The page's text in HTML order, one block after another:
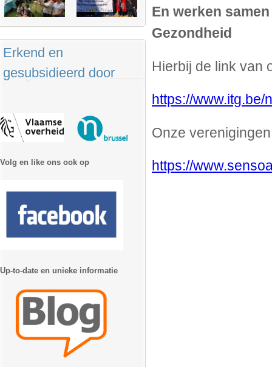
En werken
Gezondheid
Hierbij de link van
https://
Onze
https://
Erkend en
gesubsidieerd door
Volg en like ons ook op
Up-to-date en unieke informatie